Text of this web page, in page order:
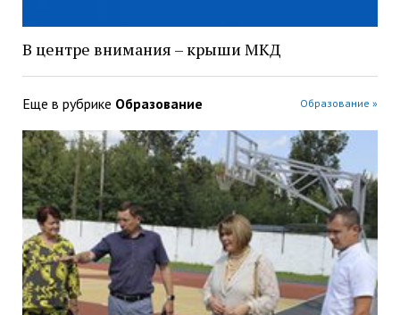
В центре внимания – крыши МКД
Еще в рубрике Образование Образование »